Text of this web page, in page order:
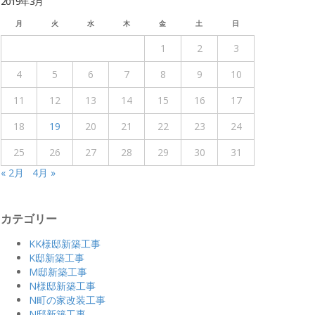
月 火 水 木 金 土 日
1 2
3
4
5 6 7 8 9
10
11
12 13 14 15 16
17
18
19 20 21 22 23
24
25
26 27 28 29 30
31
« 2月
4月 »
カテゴリー
KK様邸新築工事
K邸新築工事
M邸新築工事
N様邸新築工事
N町の家改装工事